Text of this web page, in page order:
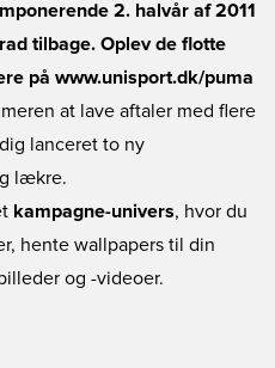
2. halvår af 2011
tilbage. Oplev de flotte
på www.unisport.dk/puma
at lave aftaler med flere
lanceret to ny
lækre.
kampagne-univers, hvor du
hente wallpapers til din
og -videoer.